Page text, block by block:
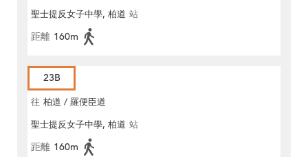
聖士提反女子中學, 柏道 站
距離 160m
23B
往 柏道 / 羅便臣道
聖士提反女子中學, 柏道 站
距離 160m